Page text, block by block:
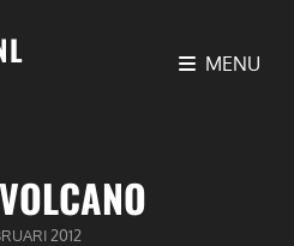
MENU
2012